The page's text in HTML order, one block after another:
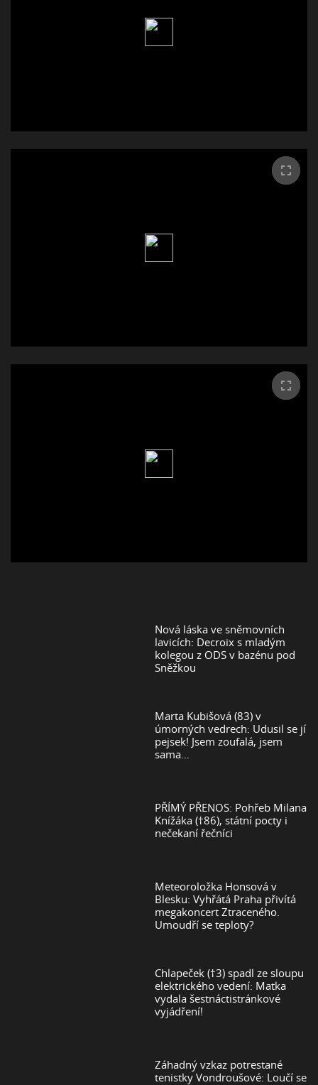
Nová láska ve sněmovních
lavicích: Decroix s mladým
kolegou z ODS v bazénu pod
Sněžkou
Marta Kubišová (83) v
úmorných vedrech: Udusil se jí
pejsek! Jsem zoufalá, jsem
sama…
PŘÍMÝ PŘENOS: Pohřeb Milana
Knížáka (†86), státní pocty i
nečekaní řečníci
Meteoroložka Honsová v
Blesku: Vyhřátá Praha přivítá
megakoncert Ztraceného.
Umoudří se teploty?
Chlapeček (†3) spadl ze sloupu
elektrického vedení: Matka
vydala šestnáctistránkové
vyjádření!
Záhadný vzkaz potrestané
tenistky Vondroušové: Loučí se